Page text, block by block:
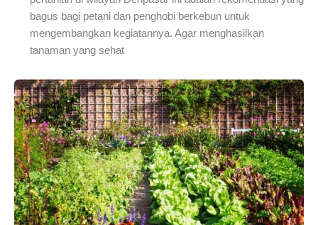
bagus bagi petani dan penghobi berkebun untuk
mengembangkan kegiatannya. Agar menghasilkan
tanaman yang sehat